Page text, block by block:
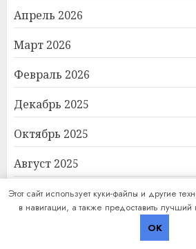
Апрель 2026
Март 2026
Февраль 2026
Декабрь 2025
Октябрь 2025
Август 2025
Апрель 2025
Этот сайт использует куки-файлы и другие
в навигации, а также предоставить лучший
OK